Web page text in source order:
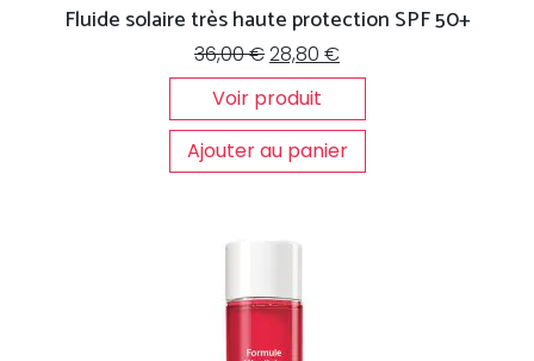
Fluide solaire très haute protection SPF 50+
36,00€Le
prix
initial
était :
36,00 €.
28,80 €Le
prix
est :
28,80 €.
Voir produit
Ajouter au panier